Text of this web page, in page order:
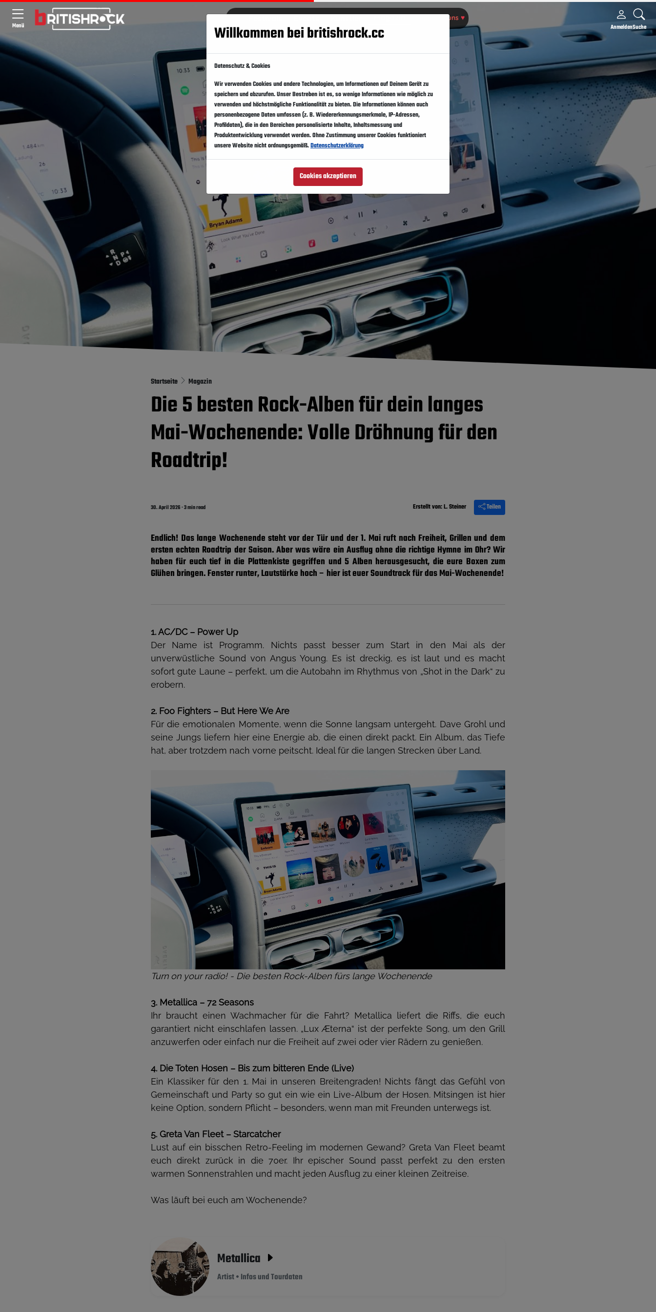
Menü
Magazin Supporte uns ♥
AnmeldenSuche
Startseite Magazin
Die 5 besten Rock-Alben für dein langes
Mai-Wochenende: Volle Dröhnung für den
Roadtrip!
30. April 2026·3 min read Erstellt von:L. Steiner Teilen
Endlich! Das lange Wochenende steht vor der Tür und der 1. Mai ruft nach Freiheit, Grillen und dem
ersten echten Roadtrip der Saison. Aber was wäre ein Ausflug ohne die richtige Hymne im Ohr? Wir
haben für euch tief in die Plattenkiste gegriffen und 5 Alben herausgesucht, die eure Boxen zum
Glühen bringen. Fenster runter, Lautstärke hoch – hier ist euer Soundtrack für das Mai-Wochenende!
1. AC/DC – Power Up
Der Name ist Programm. Nichts passt besser zum Start in den Mai als der
unverwüstliche Sound von Angus Young. Es ist dreckig, es ist laut und es macht
sofort gute Laune – perfekt, um die Autobahn im Rhythmus von „Shot in the Dark“ zu
erobern.
2. Foo Fighters – But Here We Are
Für die emotionalen Momente, wenn die Sonne langsam untergeht. Dave Grohl und
seine Jungs liefern hier eine Energie ab, die einen direkt packt. Ein Album, das Tiefe
hat, aber trotzdem nach vorne peitscht. Ideal für die langen Strecken über Land.
Turn on your radio! - Die besten Rock-Alben fürs lange Wochenende
3. Metallica – 72 Seasons
Ihr braucht einen Wachmacher für die Fahrt? Metallica liefert die Riffs, die euch
garantiert nicht einschlafen lassen. „Lux Æterna“ ist der perfekte Song, um den Grill
anzuwerfen oder einfach nur die Freiheit auf zwei oder vier Rädern zu genießen.
4. Die Toten Hosen – Bis zum bitteren Ende (Live)
Ein Klassiker für den 1. Mai in unseren Breitengraden! Nichts fängt das Gefühl von
Gemeinschaft und Party so gut ein wie ein Live-Album der Hosen. Mitsingen ist hier
keine Option, sondern Pflicht – besonders, wenn man mit Freunden unterwegs ist.
5. Greta Van Fleet – Starcatcher
Lust auf ein bisschen Retro-Feeling im modernen Gewand? Greta Van Fleet beamt
euch direkt zurück in die 70er. Ihr epischer Sound passt perfekt zu den ersten
warmen Sonnenstrahlen und macht jeden Ausflug zu einer kleinen Zeitreise.
Was läuft bei euch am Wochenende?
Metallica
Artist • Infos und Tourdaten
Willkommen bei britishrock.cc
Datenschutz & Cookies
Wir verwenden Cookies und andere Technologien, um Informationen auf Deinem Gerät zu
speichern und abzurufen. Unser Bestreben ist es, so wenige Informationen wie möglich zu
verwenden und höchstmögliche Funktionalität zu bieten. Die Informationen können auch
personenbezogene Daten umfassen (z. B. Wiedererkennungsmerkmale, IP-Adressen,
Profildaten), die in den Bereichen personalisierte Inhalte, Inhaltsmessung und
Produktentwicklung verwendet werden. Ohne Zustimmung unserer Cookies funktioniert
unsere Website nicht ordnungsgemäß.Datenschutzerklärung
Cookies akzeptieren